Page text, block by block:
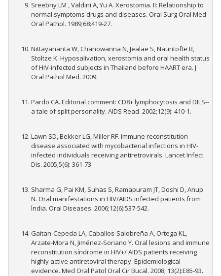
Sreebny LM , Valdini A, Yu A. Xerostomia. II: Relationship to
normal symptoms drugs and diseases. Oral Surg Oral Med
Oral Pathol. 1989;68:419-27.
Nittayananta W, Chanowanna N, Jealae S, Nauntofte B,
Stoltze K. Hyposalivation, xerostomia and oral health status
of HIV-infected subjects in Thailand before HAART era. J
Oral Pathol Med. 2009:
Pardo CA. Editorial comment: CD8+ lymphocytosis and DILS--
a tale of split personality. AIDS Read. 2002;12(9): 410-1.
Lawn SD, Bekker LG, Miller RF. Immune reconstitution
disease associated with mycobacterial infections in HIV-
infected individuals receiving antiretrovirals. Lancet Infect
Dis. 2005;5(6): 361-73.
Sharma G, Pai KM, Suhas S, Ramapuram JT, Doshi D, Anup
N. Oral manifestations in HIV/AIDS infected patients from
Índia. Oral Diseases. 2006;12(6):537-542.
Gaitan-Cepeda LA, Caballos-Salobreña A, Ortega KL,
Arzate-Mora N, Jiménez-Soriano Y. Oral lesions and immune
reconstitution síndrome in HIV+/ AIDS patients receiving
highly active antiretoviral therapy. Epidemiological
evidence. Med Oral Patol Oral Cir Bucal. 2008; 13(2):E85-93.